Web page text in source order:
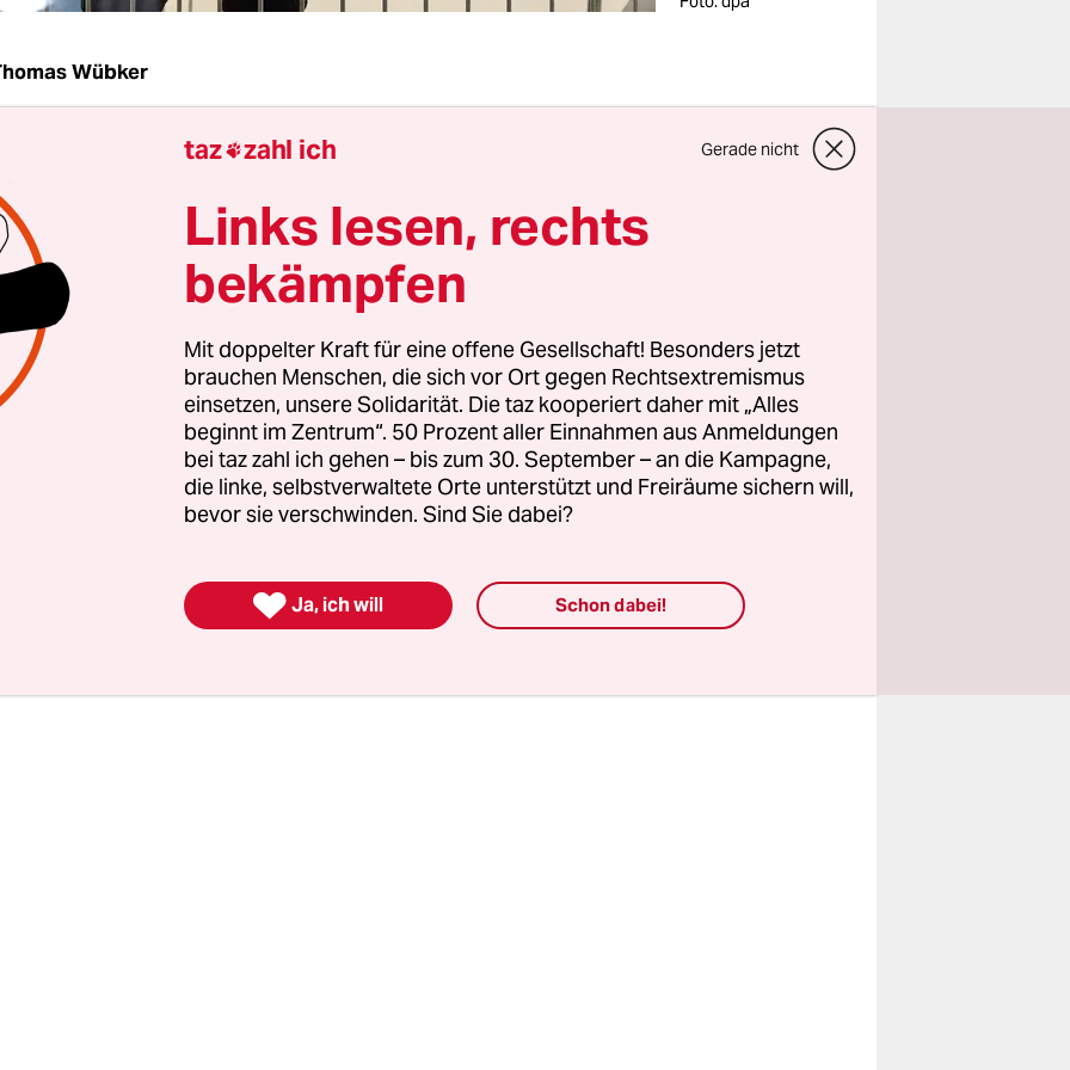
Wübker
der mutmaßlichen Misshandlung von drei pakistanischen
in einer Notunterkunft müssen sich vor dem Amtsgericht
Lingen seit gestern zwei Wachleute eines
verantworten. Zwei der Geflüchteten schilderten,
einem Streit um ein vermeintlich gestohlenes Handy von
des Sicherheitsdienstes eingesperrt und misshandelt
einer der Angeklagten habe ihm die Nase
ein anderer gab an, im gesamten Gesicht Schwellungen
zu haben. Ein weiterer Flüchtling sagte aus, von den
Misshandlungen Atemnot bekommen zu haben und
von Spätfolgen und Albträumen.
taz zahl ich Gerade nicht
Links lesen, rechts
bekämpfen
Mit doppelter Kraft für eine offene Gesellschaft! Besonders jetzt
brauchen Menschen, die sich vor Ort gegen Rechtsextremismus
einsetzen, unsere Solidarität. Die taz kooperiert daher mit „Alles
beginnt im Zentrum“. 50 Prozent aller Einnahmen aus Anmeldungen
bei taz zahl ich gehen – bis zum 30. September – an die Kampagne,
die linke, selbstverwaltete Orte unterstützt und Freiräume sichern will,
bevor sie verschwinden. Sind Sie dabei?
 Ja, ich will Schon dabei!